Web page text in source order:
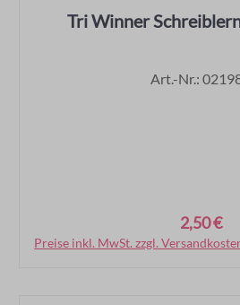
Tri Winner
Art.-Nr.:
2,50 €
Preise inkl. MwSt. zzgl.In den